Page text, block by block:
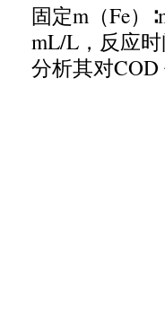
固定m （Fe）∶
mL/L ，反应
分析其对COD